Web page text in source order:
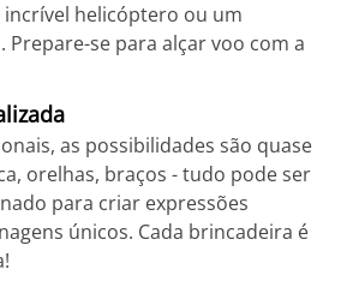
helicóptero ou um
Prepare-se para alçar voo com a
as possibilidades são quase
orelhas, braços - tudo pode ser
para criar expressões
únicos. Cada brincadeira é